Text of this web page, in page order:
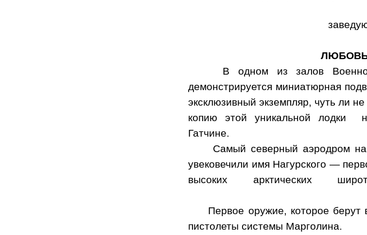
В одном из залов
демонстрируется миниатюрная
эксклюзивный экземпляр, чуть ли
копию этой уникальной лодки
Гатчине.
Самый северный аэродром
увековечили имя Нагурского —
высоких арктических
Первое оружие, которое
пистолеты системы Марголина.